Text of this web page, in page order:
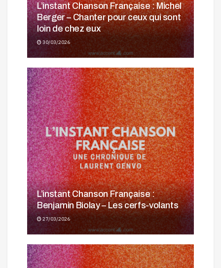
L’instant Chanson Française : Michel
Berger – Chanter pour ceux qui sont
loin de chez eux
30/03/2026
L’instant Chanson Française :
Benjamin Biolay – Les cerfs-volants
27/03/2026